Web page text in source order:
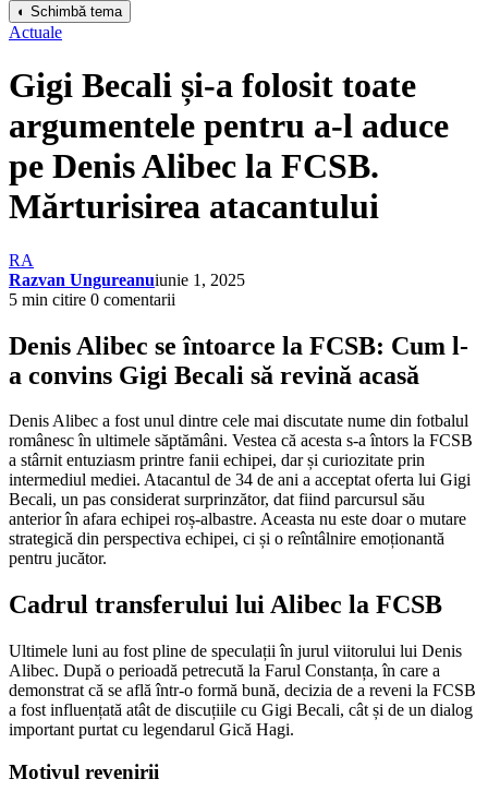
◐ Schimbă tema
Actuale
Gigi Becali și-a folosit toate
argumentele pentru a-l aduce
pe Denis Alibec la FCSB.
Mărturisirea atacantului
RA
Razvan Ungureanuiunie 1, 2025
5 min citire 0 comentarii
Denis Alibec se întoarce la FCSB: Cum l-
a convins Gigi Becali să revină acasă
Denis Alibec a fost unul dintre cele mai discutate nume din fotbalul
românesc în ultimele săptămâni. Vestea că acesta s-a întors la FCSB
a stârnit entuziasm printre fanii echipei, dar și curiozitate prin
intermediul mediei. Atacantul de 34 de ani a acceptat oferta lui Gigi
Becali, un pas considerat surprinzător, dat fiind parcursul său
anterior în afara echipei roș-albastre. Aceasta nu este doar o mutare
strategică din perspectiva echipei, ci și o reîntâlnire emoționantă
pentru jucător.
Cadrul transferului lui Alibec la FCSB
Ultimele luni au fost pline de speculații în jurul viitorului lui Denis
Alibec. După o perioadă petrecută la Farul Constanța, în care a
demonstrat că se află într-o formă bună, decizia de a reveni la FCSB
a fost influențată atât de discuțiile cu Gigi Becali, cât și de un dialog
important purtat cu legendarul Gică Hagi.
Motivul revenirii